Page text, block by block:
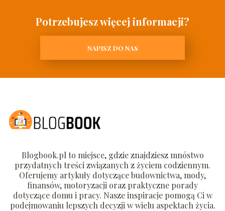
Potrzebujesz więcej informacji?
NAPISZ DO NAS
Blogbook.pl to miejsce, gdzie znajdziesz mnóstwo
przydatnych treści związanych z życiem codziennym.
Oferujemy artykuły dotyczące budownictwa, mody,
finansów, motoryzacji oraz praktyczne porady
dotyczące domu i pracy. Nasze inspiracje pomogą Ci w
podejmowaniu lepszych decyzji w wielu aspektach życia.